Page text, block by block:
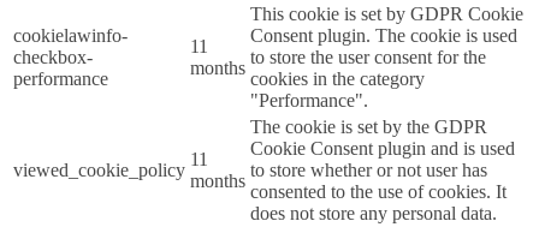
cookielawinfo-
checkbox-
performance
11
months
This cookie is set by GDPR Cookie
Consent plugin. The cookie is used
to store the user consent for the
cookies in the category
"Performance".
viewed_cookie_policy
11
months
The cookie is set by the GDPR
Cookie Consent plugin and is used
to store whether or not user has
consented to the use of cookies. It
does not store any personal data.